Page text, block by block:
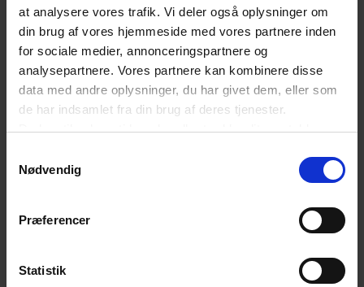
at analysere vores trafik. Vi deler også oplysninger om
din brug af vores hjemmeside med vores partnere inden
for sociale medier, annonceringspartnere og
analysepartnere. Vores partnere kan kombinere disse
data med andre oplysninger, du har givet dem, eller som
de har indsamlet fra din brug af deres tjenester.
Du kan til enhver tid ændre eller trække dit samtykke
hjørne på websitet.
Nødvendig
Præferencer
Statistik